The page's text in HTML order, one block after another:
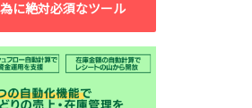
に絶対必須なツール